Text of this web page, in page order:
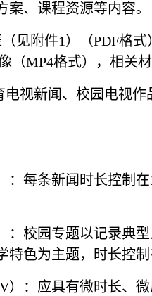
、课程资源等内容。
见附件1）（PDF格式
（MP4格式），相关
视新闻、校园电视
：每条新闻时长控制在
：校园专题以记录典
特色为主题，时长控制
）：应具有微时长、